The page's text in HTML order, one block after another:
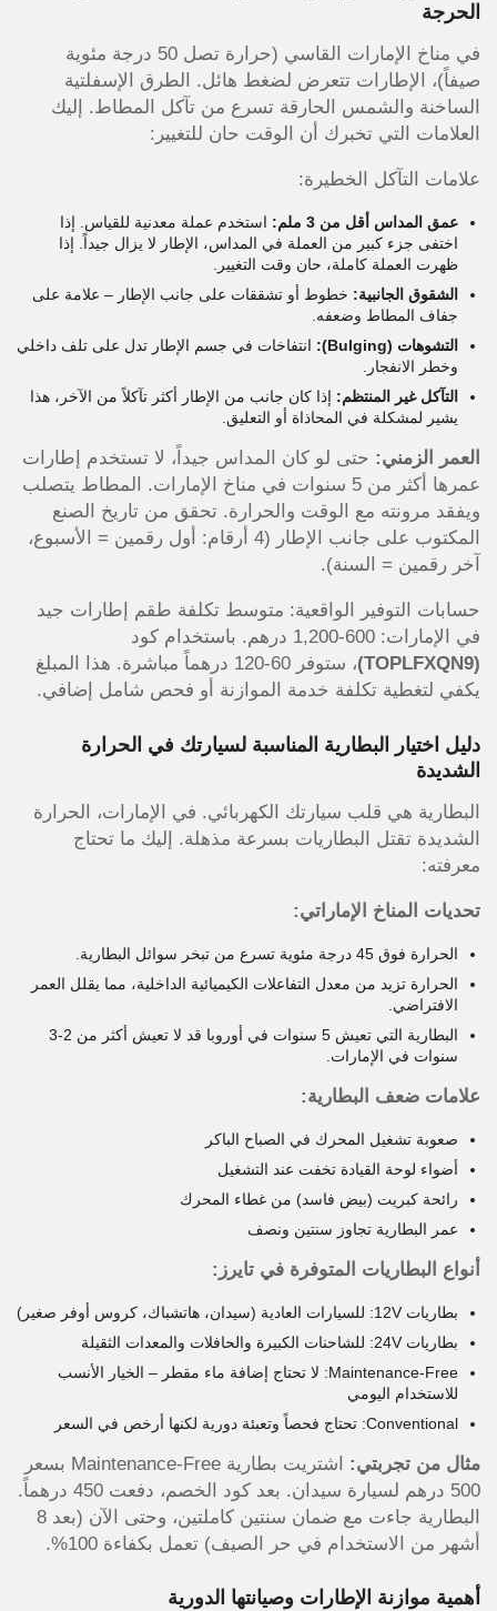
الحرجة
في مناخ الإمارات القاسي (حرارة تصل 50 درجة مئوية
صيفاً)، الإطارات تتعرض لضغط هائل. الطرق الإسفلتية
الساخنة والشمس الحارقة تسرع من تآكل المطاط. إليك
العلامات التي تخبرك أن الوقت حان للتغيير:
علامات التآكل الخطيرة:
عمق المداس أقل من 3 ملم:
استخدم عملة معدنية للقياس. إذا
اختفى جزء كبير من العملة في المداس، الإطار لا يزال جيداً. إذا
ظهرت العملة كاملة، حان وقت التغيير.
الشقوق الجانبية: خطوط أو تشققات على جانب الإطار – علامة على
جفاف المطاط وضعفه.
التشوهات (Bulging):
انتفاخات في جسم الإطار تدل على تلف داخلي
وخطر الانفجار.
التآكل غير المنتظم: إذا كان جانب من الإطار أكثر تآكلاً من الآخر، هذا
يشير لمشكلة في المحاذاة أو التعليق.
العمر الزمني: حتى لو كان المداس جيداً، لا تستخدم إطارات
عمرها أكثر من 5 سنوات في مناخ الإمارات. المطاط يتصلب
ويفقد مرونته مع الوقت والحرارة. تحقق من تاريخ الصنع
المكتوب على جانب الإطار (4 أرقام: أول رقمين = الأسبوع،
آخر رقمين = السنة).
حسابات التوفير الواقعية: متوسط تكلفة طقم إطارات جيد
في الإمارات: 600-1,200 درهم. باستخدام كود
(TOPLFXQN9)
، ستوفر 60-120 درهماً مباشرة. هذا المبلغ
يكفي لتغطية تكلفة خدمة الموازنة أو فحص شامل إضافي.
دليل اختيار البطارية المناسبة لسيارتك في الحرارة
الشديدة
البطارية هي قلب سيارتك الكهربائي. في الإمارات، الحرارة
الشديدة تقتل البطاريات بسرعة مذهلة. إليك ما تحتاج
معرفته:
تحديات المناخ الإماراتي:
الحرارة فوق 45 درجة مئوية تسرع من تبخر سوائل البطارية.
الحرارة تزيد من معدل التفاعلات الكيميائية الداخلية، مما يقلل العمر
الافتراضي.
البطارية التي تعيش 5 سنوات في أوروبا قد لا تعيش أكثر من 2-3
سنوات في الإمارات.
علامات ضعف البطارية:
صعوبة تشغيل المحرك في الصباح الباكر
أضواء لوحة القيادة تخفت عند التشغيل
رائحة كبريت (بيض فاسد) من غطاء المحرك
عمر البطارية تجاوز سنتين ونصف
أنواع البطاريات المتوفرة في تايرز:
بطاريات 12V: للسيارات العادية (سيدان، هاتشباك، كروس أوفر صغير)
بطاريات 24V: للشاحنات الكبيرة والحافلات والمعدات الثقيلة
Maintenance-Free: لا تحتاج إضافة ماء مقطر – الخيار الأنسب
للاستخدام اليومي
Conventional: تحتاج فحصاً وتعبئة دورية لكنها أرخص في السعر
مثال من تجربتي:
اشتريت بطارية Maintenance-Free بسعر
500 درهم لسيارة سيدان. بعد كود الخصم، دفعت 450 درهماً.
البطارية جاءت مع ضمان سنتين كاملتين، وحتى الآن (بعد 8
أشهر من الاستخدام في حر الصيف) تعمل بكفاءة 100%.
أهمية موازنة الإطارات وصيانتها الدورية